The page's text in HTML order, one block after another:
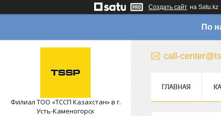
Создать сайт на Satu.kz
По
Филиал ТОО «ТССП Казахстан» в г.
Усть-Каменогорск
call-
ГЛАВНАЯ